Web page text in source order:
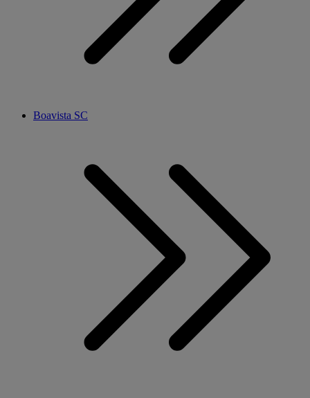
Boavista SC